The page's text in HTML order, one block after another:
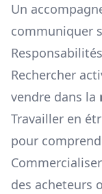
Un
communiquer
Rechercher
vendre dans la
Travailler en
pour
des acheteurs